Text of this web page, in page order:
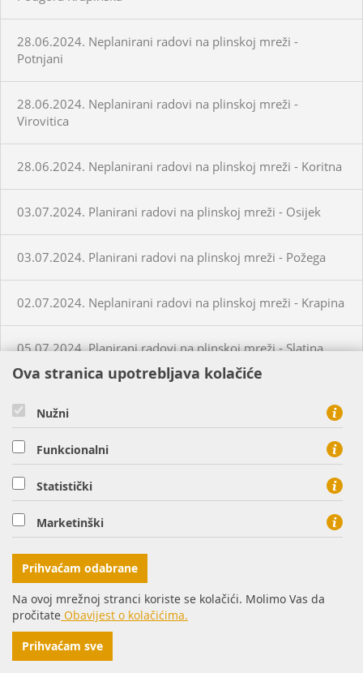
28.06.2024. Neplanirani radovi na plinskoj mreži -
Potnjani
28.06.2024. Neplanirani radovi na plinskoj mreži -
Virovitica
28.06.2024. Neplanirani radovi na plinskoj mreži - Koritna
03.07.2024. Planirani radovi na plinskoj mreži - Osijek
03.07.2024. Planirani radovi na plinskoj mreži - Požega
02.07.2024. Neplanirani radovi na plinskoj mreži - Krapina
05.07.2024. Planirani radovi na plinskoj mreži - Slatina
03.07.2024. Planirani radovi na plinskoj mreži - Virovitica
03.07.2024. Planirani radovi na plinskoj mreži - Virovitica
03.07.2024. Planirani radovi na plinskoj mreži - Pakrac
03.07.2024. - 04.07.2024. - Planirani radovi na plinskoj
mreži - Sirač
03.07.2024. Neplanirani radovi na plinskoj mreži - Lozan
Ova stranica upotrebljava kolačiće
Nužni
Funkcionalni
Statistički
Marketinški
Prihvaćam odabrane
Na ovoj mrežnoj stranci koriste se kolačići. Molimo Vas da
pročitate Obavijest o kolačićima.
Prihvaćam sve